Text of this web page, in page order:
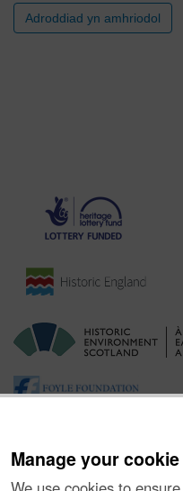
Manage your
Adroddiad yn amhriodol